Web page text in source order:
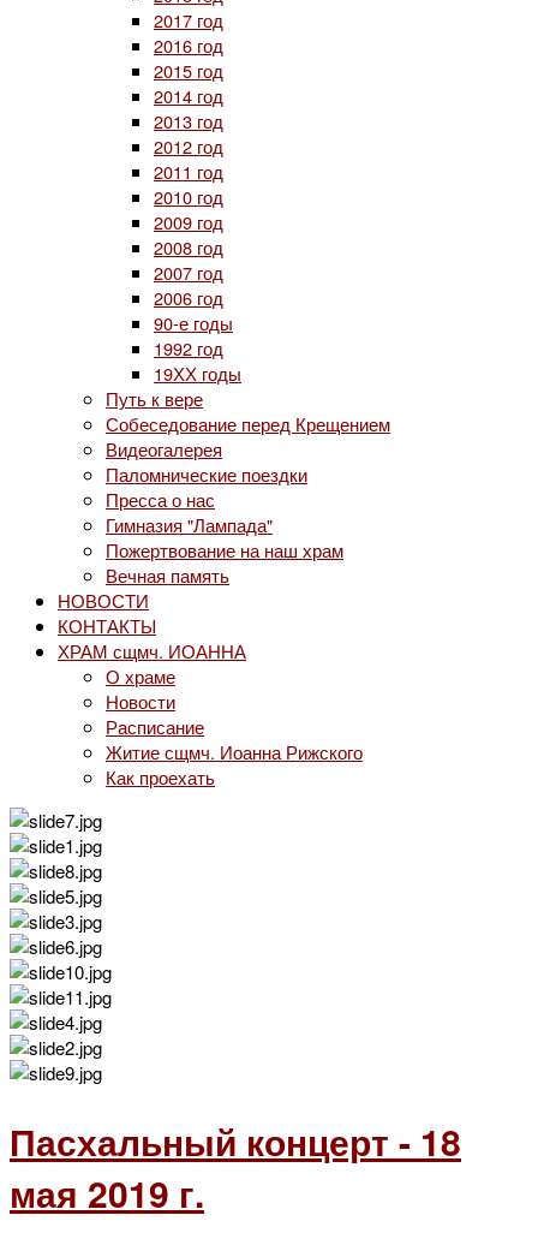
2017 год
2016 год
2015 год
2014 год
2013 год
2012 год
2011 год
2010 год
2009 год
2008 год
2007 год
2006 год
90-е годы
1992 год
19ХХ годы
Путь к вере
Собеседование перед Крещением
Видеогалерея
Паломнические поездки
Пресса о нас
Гимназия "Лампада"
Пожертвование на наш храм
Вечная память
НОВОСТИ
КОНТАКТЫ
ХРАМ сщмч. ИОАННА
О храме
Новости
Расписание
Житие сщмч. Иоанна Рижского
Как проехать
Пасхальный концерт - 18
мая 2019 г.